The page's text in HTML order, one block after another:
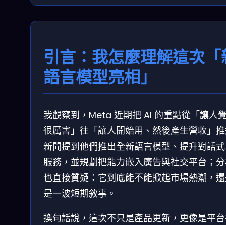
引言：我怎麼理解這次「
語言模型亮相」
我觀察到，Meta 近期把 AI 的重點從「讓人
很厲害」往「讓人開始用、然後產生營收」
新聞提到他們推出全新語言模型、提升對話
服務，並規劃把能力嵌入廣告與社交平台；
也直接質疑：它到底能不能掀起市場熱潮，
是一波短期敘事。
換句話說，這次不只是產品更新，更像是平